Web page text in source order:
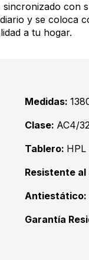
con
y se coloca
a tu hogar.
Medidas:
Clase: AC4/
Tablero: HPL
Resistente al
Antiestático:
Garantía